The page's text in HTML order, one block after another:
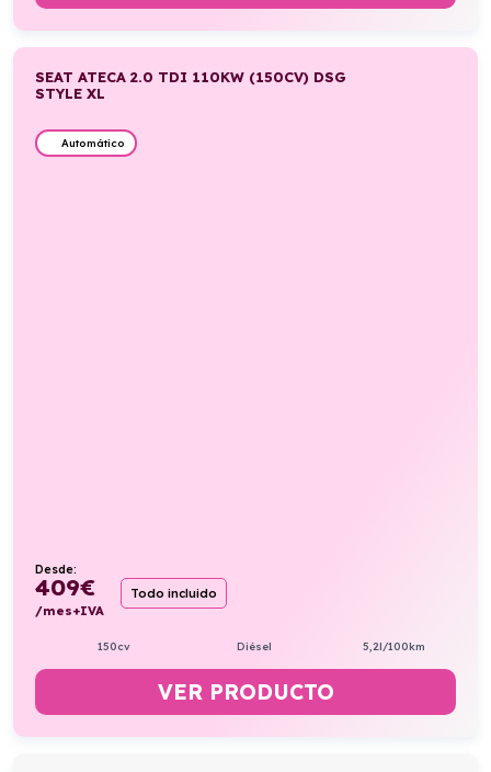
SEAT ATECA 2.0 TDI 110KW (150CV) DSG
STYLE XL
Automático
Desde:
409€
/mes+IVA
Todo incluido
150cv Diésel 5,2l/100km
VER PRODUCTO